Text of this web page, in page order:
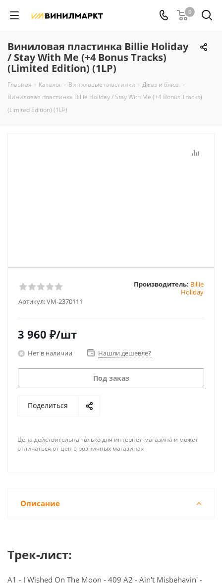
0
Виниловая пластинка Billie Holiday
/ Stay With Me (+4 Bonus Tracks)
(Limited Edition) (1LP)
Главная - Каталог - Виниловые пластинки - Джаз и блюз. -
Виниловая пластинка Billie Holiday / Stay With Me (+4 Bonus Tracks)
(Limited Edition) (1LP)
Артикул:VM-2370111
Производитель: Billie
Holiday
3 960 ₽/шт
Нет в наличии Нашли дешевле?
Под заказ
Поделиться
Цена действительна только для интернет-магазина и может
отличаться от цен в розничных магазинах
Описание
Трек-лист:
A1 - I Wished On The Moon - 409 A2 - Ain't Misbehavin' -